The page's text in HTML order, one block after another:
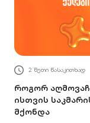
2 წუთი წასაკითხად
როგორ
ისთვის
მქონდა